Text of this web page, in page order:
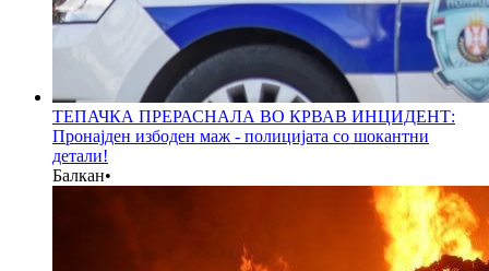
ТЕПАЧКА ПРЕРАСНАЛА ВО КРВАВ ИНЦИДЕНТ:
Пронајден избоден маж - полицијата со шокантни
детали!
Балкан•